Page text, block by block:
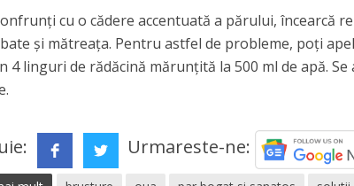
cu o cădere accentuată a părului, încearcă
şi mătreaţa. Pentru astfel de probleme, poţi
4 linguri de rădăcină mărunţită la 500 ml de apă.
Urmareste-ne: